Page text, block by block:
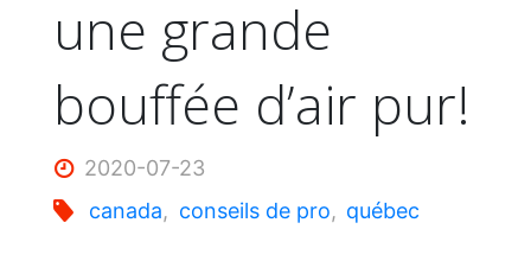
une grande
bouffée d’air pur!
2020-07-23
canada, conseils de pro, québec